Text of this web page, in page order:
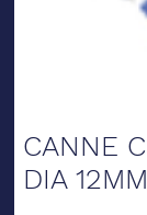
CANNE
DIA